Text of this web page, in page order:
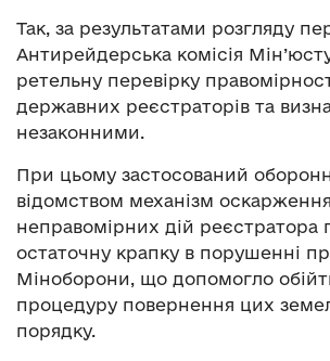
Так, за результатами розгляду
Антирейдерська комісія
ретельну перевірку
державних реєстраторів та
незаконними.
При цьому застосований
відомством механізм оскарження
неправомірних дій реєстратора
остаточну крапку в порушенні
Міноборони, що допомогло
процедуру повернення цих
порядку.